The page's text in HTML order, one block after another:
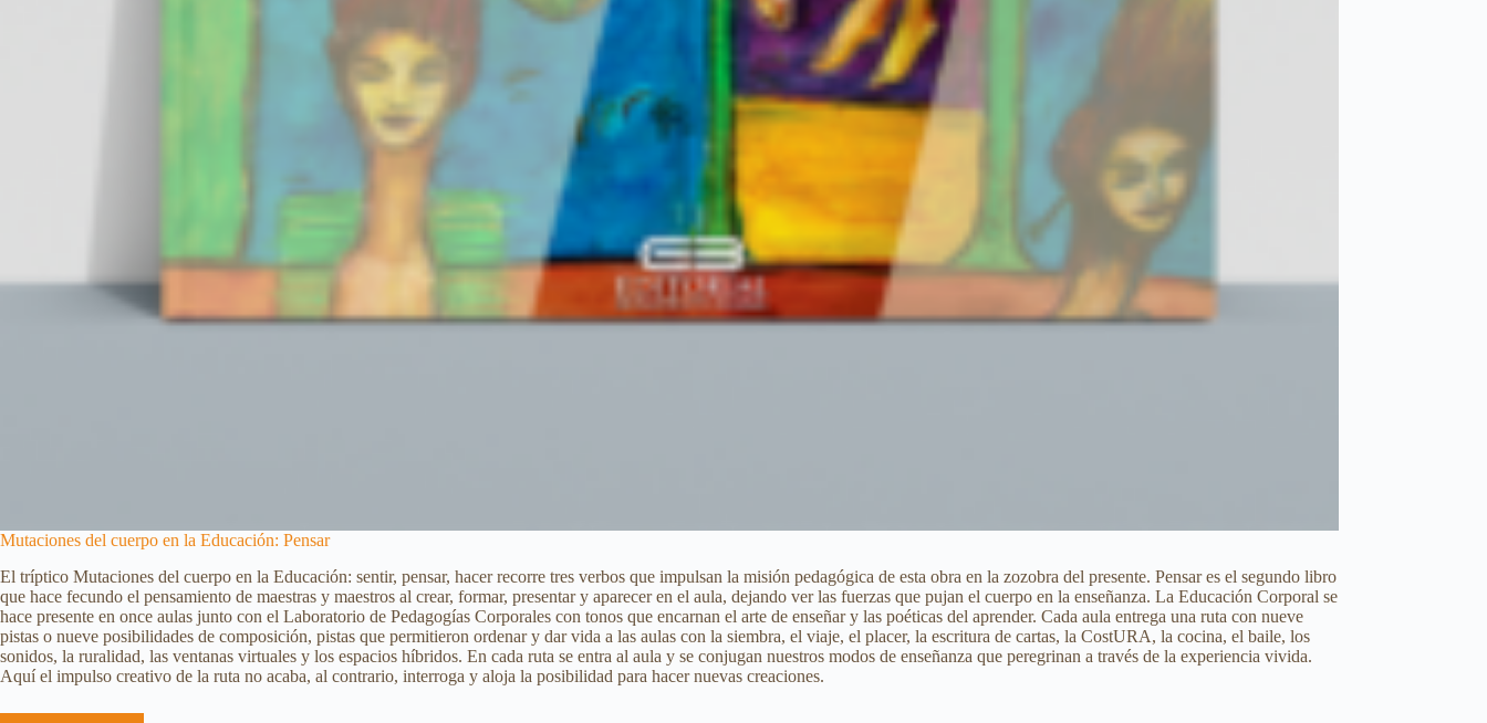
Mutaciones del cuerpo en la Educación: Pensar
El tríptico Mutaciones del cuerpo en la Educación: sentir, pensar, hacer recorre tres verbos que impulsan la misión pedagógica de esta obra en la zozobra del presente. Pensar es el segundo libro
que hace fecundo el pensamiento de maestras y maestros al crear, formar, presentar y aparecer en el aula, dejando ver las fuerzas que pujan el cuerpo en la enseñanza. La Educación Corporal se
hace presente en once aulas junto con el Laboratorio de Pedagogías Corporales con tonos que encarnan el arte de enseñar y las poéticas del aprender. Cada aula entrega una ruta con nueve
pistas o nueve posibilidades de composición, pistas que permitieron ordenar y dar vida a las aulas con la siembra, el viaje, el placer, la escritura de cartas, la CostURA, la cocina, el baile, los
sonidos, la ruralidad, las ventanas virtuales y los espacios híbridos. En cada ruta se entra al aula y se conjugan nuestros modos de enseñanza que peregrinan a través de la experiencia vivida.
Aquí el impulso creativo de la ruta no acaba, al contrario, interroga y aloja la posibilidad para hacer nuevas creaciones.